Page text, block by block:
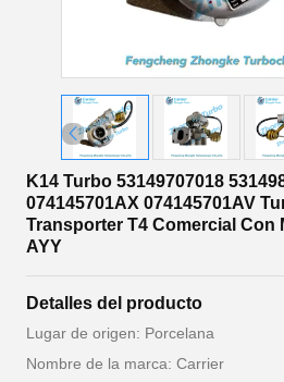
K14 Turbo 53149707018
074145701AX 074145701AV
Transporter T4 Comercial Con
AYY
Detalles del producto
Lugar de origen: Porcelana
Nombre de la marca: Carrier